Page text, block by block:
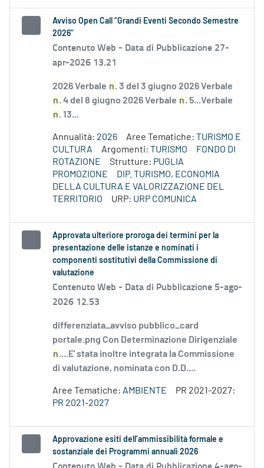
Avviso Open Call “Grandi Eventi Secondo Semestre
2026”
Contenuto Web - Data di Pubblicazione 27-
apr-2026 13.21
2026 Verbale n. 3 del 3 giugno 2026 Verbale
n. 4 del 8 giugno 2026 Verbale n. 5...Verbale
n. 13...
Annualità: 2026 Aree Tematiche: TURISMO E
CULTURA
Argomenti: TURISMO
FONDO DI
ROTAZIONE
Strutture: PUGLIA
PROMOZIONE
DIP. TURISMO, ECONOMIA
DELLA CULTURA E VALORIZZAZIONE DEL
TERRITORIO
URP: URP COMUNICA
Approvata ulteriore proroga dei termini per la
presentazione delle istanze e nominati i
componenti sostitutivi della Commissione di
valutazione
Contenuto Web - Data di Pubblicazione 5-ago-
2026 12.53
differenziata_avviso pubblico_card
portale.png Con Determinazione Dirigenziale
n....E' stata inoltre integrata la Commissione
di valutazione, nominata con D.D....
Aree Tematiche: AMBIENTE
PR 2021-2027:
PR 2021-2027
Approvazione esiti dell’ammissibilità formale e
sostanziale dei Programmi annuali 2026